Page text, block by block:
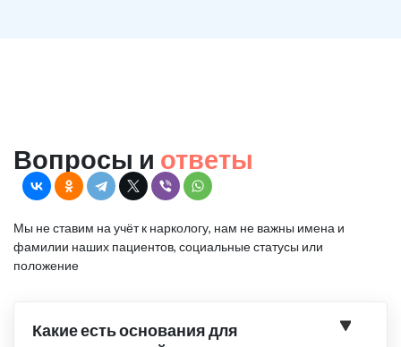
Вопросы и ответы
Мы не ставим на учёт к наркологу, нам не важны имена и
фамилии наших пациентов, социальные статусы или
положение
Какие есть основания для